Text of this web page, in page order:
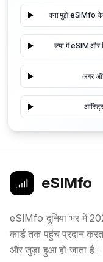
क्या मुझे eSIMfo के
क्या मैं eSIM और
अगर
eSIMfo
eSIMfo दुनिया भर में
कार्ड तक पहुंच प्रदान
और जुड़ा हुआ हो जाता है।